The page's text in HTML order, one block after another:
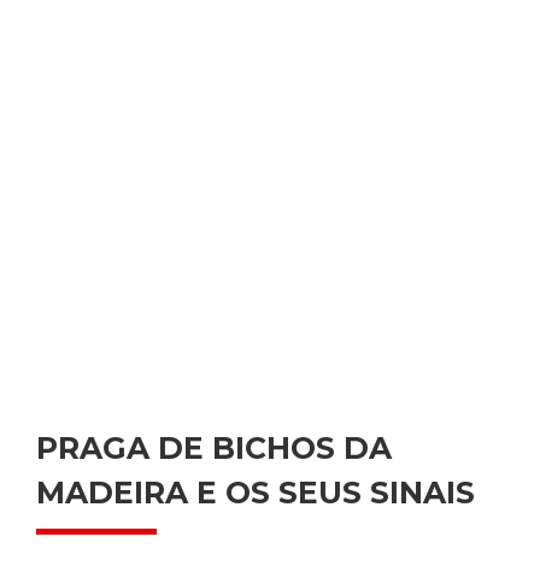
PRAGA DE BICHOS DA
MADEIRA E OS SEUS SINAIS